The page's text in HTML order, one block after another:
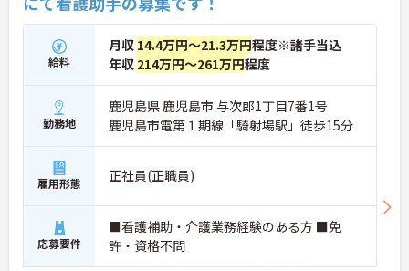
給料
月収 14.4万円～21.3万円程度※諸手当込
年収 214万円～261万円程度
勤務地
鹿児島県 鹿児島市 与次郎1丁目7番1号
鹿児島市電第１期線「騎射場駅」徒歩15分
雇用形態 正社員(正職員)
応募要件
■看護補助・介護業務経験のある方 ■免
許・資格不問